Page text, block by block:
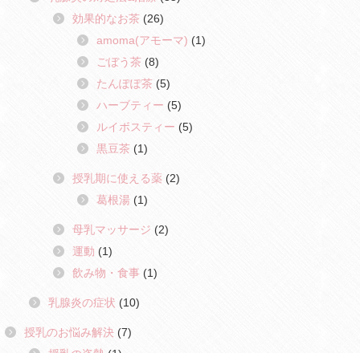
効果的なお茶 (26)
amoma(アモーマ) (1)
ごぼう茶 (8)
たんぽぽ茶 (5)
ハーブティー (5)
ルイボスティー (5)
黒豆茶 (1)
授乳期に使える薬 (2)
葛根湯 (1)
母乳マッサージ (2)
運動 (1)
飲み物・食事 (1)
乳腺炎の症状 (10)
授乳のお悩み解決 (7)